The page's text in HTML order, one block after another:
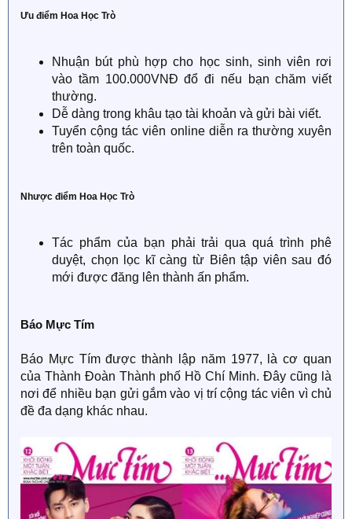
Ưu điểm Hoa Học Trò
Nhuận bút phù hợp cho học sinh, sinh viên rơi
vào tầm 100.000VNĐ đổ đi nếu bạn chăm viết
thường.
Dễ dàng trong khâu tạo tài khoản và gửi bài viết.
Tuyển cộng tác viên online diễn ra thường xuyên
trên toàn quốc.
Nhược điểm Hoa Học Trò
Tác phẩm của bạn phải trải qua quá trình phê
duyệt, chọn lọc kĩ càng từ Biên tập viên sau đó
mới được đăng lên thành ấn phẩm.
Báo Mực Tím
Báo Mực Tím được thành lập năm 1977, là cơ quan
của Thành Đoàn Thành phố Hồ Chí Minh. Đây cũng là
nơi để nhiều bạn gửi gắm vào vị trí cộng tác viên vì chủ
đề đa dạng khác nhau.